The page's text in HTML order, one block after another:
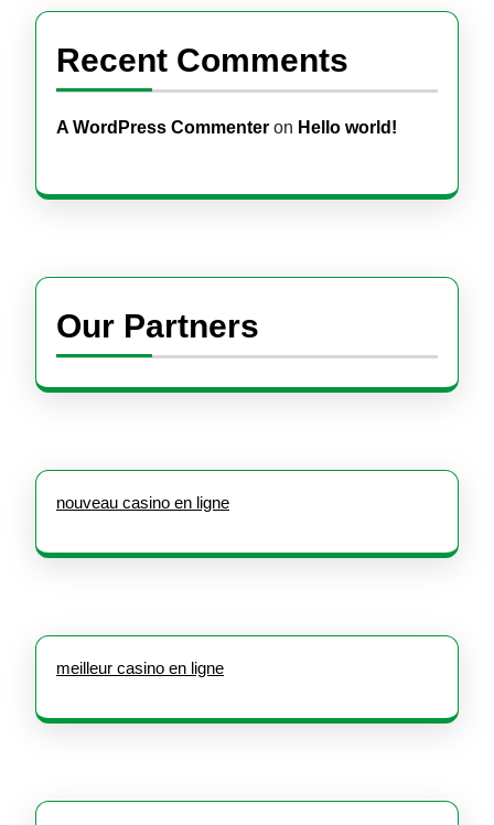
Recent Comments
A WordPress Commenter on Hello world!
Our Partners
nouveau casino en ligne
meilleur casino en ligne